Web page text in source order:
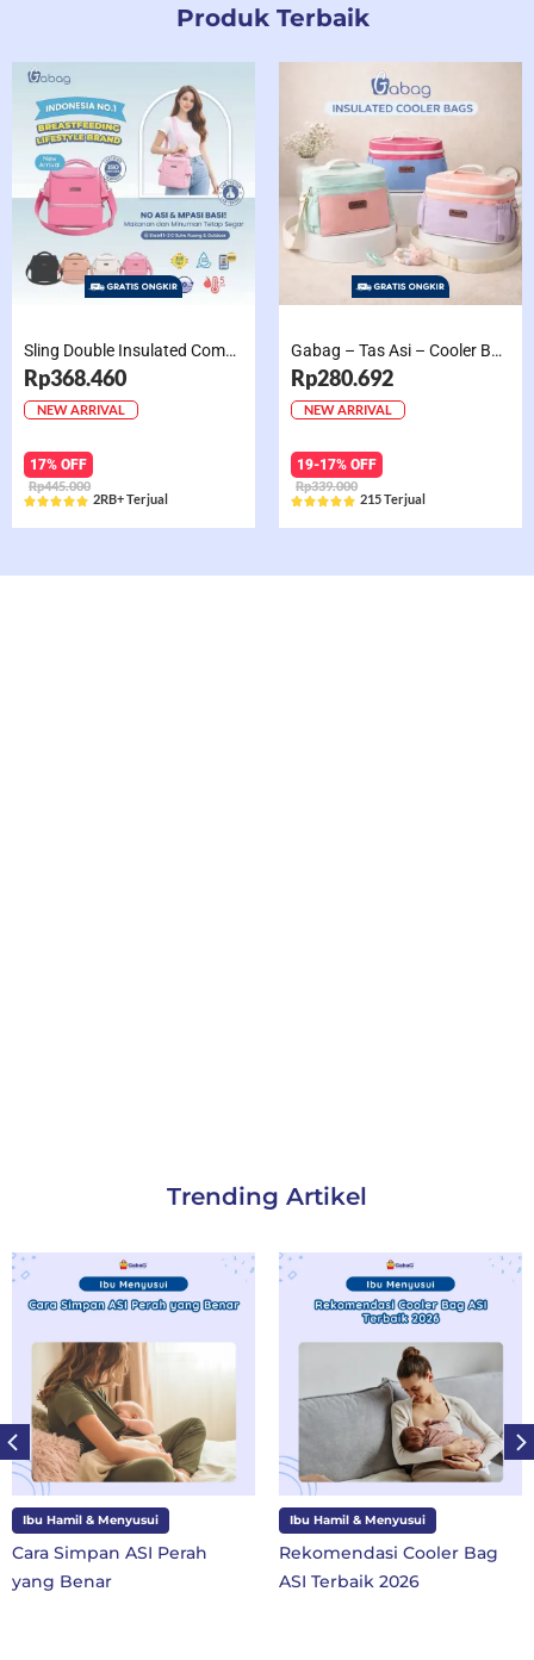
Produk Terbaik
Sling Double Insulated Compartment Cappucino Black, Creamy, Salem, Chocolate
Rp368.460
NEW ARRIVAL
17% OFF
Rp445.000
 Rated
2RB+ Terjual
Gabag – Tas Asi – Cooler Bag Sling Single Compartment Mint Grape Bubble
Rp280.692
NEW ARRIVAL
19-17% OFF
Rp339.000
 Rated
215 Terjual
Trending Artikel
Hamil & Menyusui
Simpan ASI Perah
Benar
Ibu Hamil & Menyusui
Rekomendasi Cooler Bag
ASI Terbaik 2026